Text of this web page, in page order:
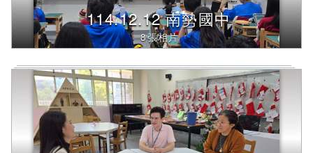
詢，
下
方
內
容
114.12.12 南勢國中
8張相片